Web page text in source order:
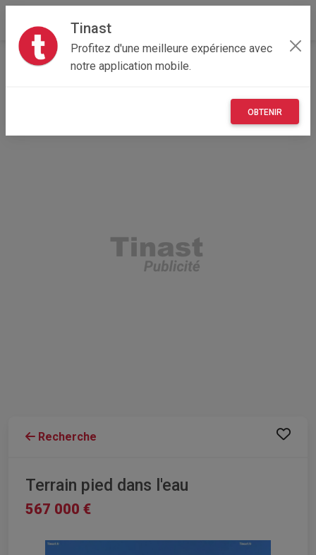
Tinast
Profitez d'une meilleure expérience avec
notre application mobile.
OBTENIR
Accueil Immobilier Corse
2B - Haute-Corse
Recherche
Terrain pied dans l'eau
567 000 €